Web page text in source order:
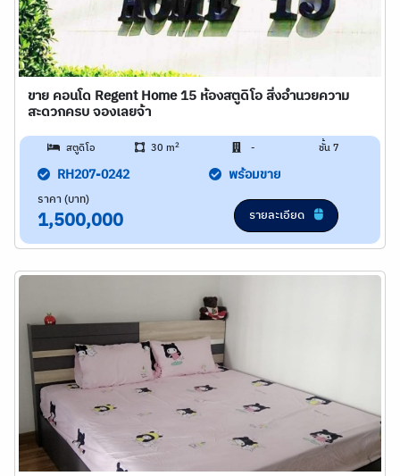
ขาย คอนโด Regent Home 15 ห้องสตูดิโอ สิ่งอำนวยความ
สะดวกครบ จองเลยจ้า
สตูดิโอ 30 m2 - ชั้น 7
RH207-0242 พร้อมขาย
ราคา (บาท)
1,500,000 รายละเอียด